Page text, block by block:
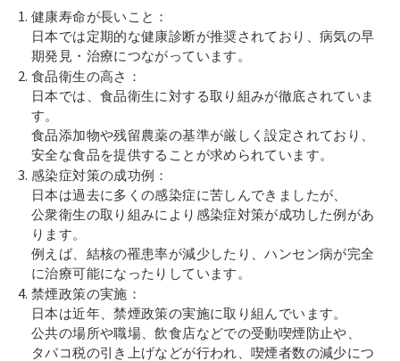
1号館総合受付：〒194-0022 東京都町田市森野1-7-8
TEL：042-729-1026 (平日8時30分〜17時30分)
健康寿命が長いこと：
日本では定期的な健康診断が推奨されており、病気の早
期発見・治療につながっています。
食品衛生の高さ：
日本では、食品衛生に対する取り組みが徹底されていま
す。
食品添加物や残留農薬の基準が厳しく設定されており、
安全な食品を提供することが求められています。
感染症対策の成功例：
日本は過去に多くの感染症に苦しんできましたが、
公衆衛生の取り組みにより感染症対策が成功した例があ
ります。
例えば、結核の罹患率が減少したり、ハンセン病が完全
に治療可能になったりしています。
禁煙政策の実施：
日本は近年、禁煙政策の実施に取り組んでいます。
公共の場所や職場、飲食店などでの受動喫煙防止や、
タバコ税の引き上げなどが行われ、喫煙者数の減少につ